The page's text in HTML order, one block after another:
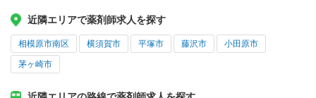
近隣エリアで薬剤師求人を探す
相模原市南区 横須賀市 平塚市 藤沢市 小田原市
茅ヶ崎市